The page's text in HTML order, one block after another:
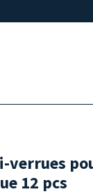
verrues
12 pcs